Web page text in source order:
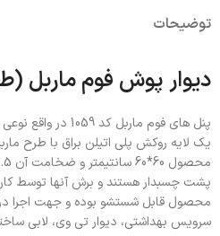
توضیحات
دیوار پوش فوم ماربل
پنل های فوم ماربل
یک لایه روکش پلی اتیلن براق با طرح
پشت چسبدار هستند و برش آنها توسط
محصول قابل شستشو بوده و جهت اجرا در
سرویس بهداشتی، دیوار تی وی، لابی